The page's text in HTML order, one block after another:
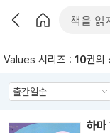
Values 시리즈 : 10권의
하마